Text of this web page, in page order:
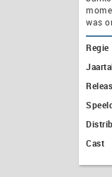
was
Regie
Cast